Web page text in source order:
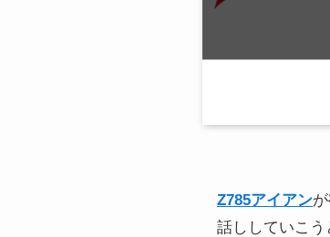
Z785アイアンが
話ししていこう